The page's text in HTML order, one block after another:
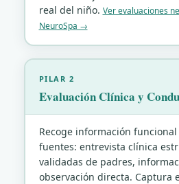
real del niño. Ver evaluaciones
NeuroSpa →
PILAR 2
Evaluación Clínica y
Recoge información
fuentes: entrevista clínica
validadas de padres,
observación directa. Captura